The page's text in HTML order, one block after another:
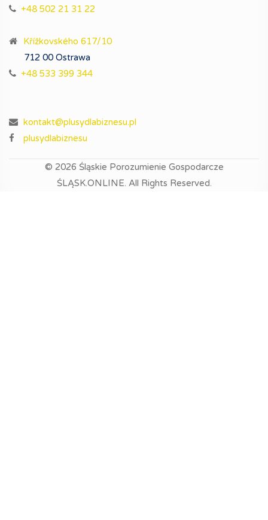
+48 502 21 31 22
Křížkovského 617/10
712 00 Ostrawa
+48 533 399 344
kontakt@plusydlabiznesu.pl
plusydlabiznesu
© 2026 Śląskie Porozumienie Gospodarcze
ŚLĄSK.ONLINE. All Rights Reserved.